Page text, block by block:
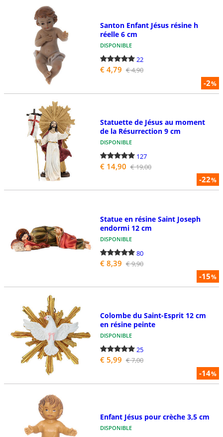
-2%
Santon Enfant Jésus résine h
réelle 6 cm
DISPONIBLE
22
€ 4,79 € 4,90
-22%
Statuette de Jésus au moment
de la Résurrection 9 cm
DISPONIBLE
127
€ 14,90 € 19,00
-15%
Statue en résine Saint Joseph
endormi 12 cm
DISPONIBLE
80
€ 8,39 € 9,90
-14%
Colombe du Saint-Esprit 12 cm
en résine peinte
DISPONIBLE
25
€ 5,99 € 7,00
Enfant Jésus pour crèche 3,5 cm
DISPONIBLE